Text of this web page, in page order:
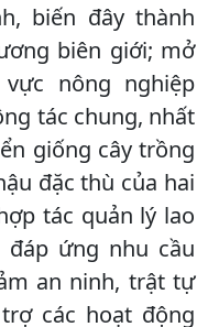
biến đây thành
biên giới; mở
nông nghiệp
tác chung, nhất
giống cây trồng
đặc thù của hai
tác quản lý lao
ứng nhu cầu
an ninh, trật tự
các hoạt động